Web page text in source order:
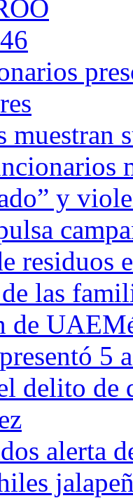
muestran
y
residuos
las
de
5
delito de
alerta